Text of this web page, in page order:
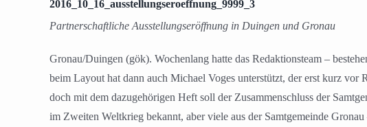
Partnerschaftliche Ausstellungseröffnung in Duingen und Gronau
Gronau/Duingen (gök). Wochenlang hatte das Redaktionsteam –
beim Layout hat dann auch Michael Voges unterstützt, der erst kurz vor
doch mit dem dazugehörigen Heft soll der Zusammenschluss der
im Zweiten Weltkrieg bekannt, aber viele aus der Samtgemeinde